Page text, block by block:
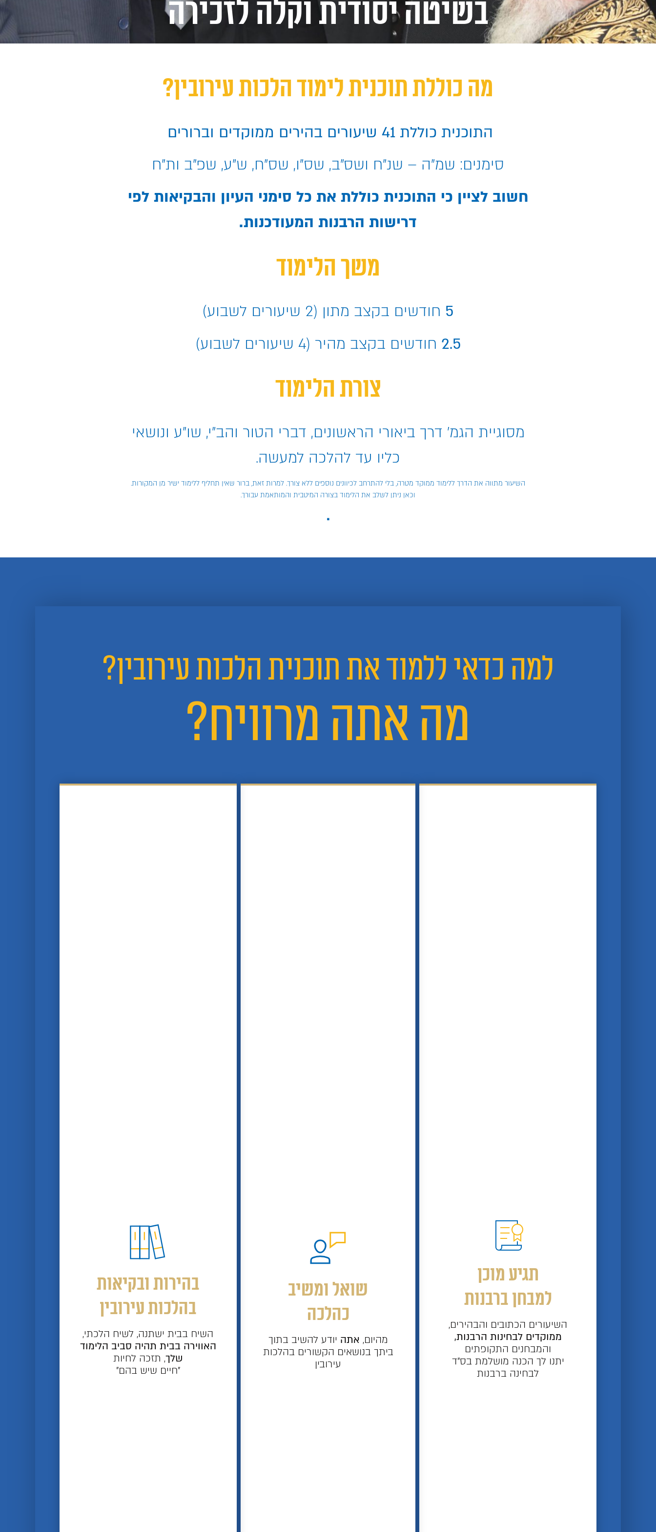
בשיטה יסודית וקלה לזכירה
מה כוללת תוכנית לימוד הלכות עירובין?
התוכנית כוללת 41 שיעורים בהירים ממוקדים וברורים
סימנים: שמ"ה – שנ"ח ושס"ב, שס"ו, שס"ח, ש"ע, שפ"ב ות"ח
חשוב לציין כי התוכנית כוללת את כל סימני העיון והבקיאות לפי
דרישות הרבנות המעודכנות.
משך הלימוד
5 חודשים בקצב מתון (2 שיעורים לשבוע)
2.5 חודשים בקצב מהיר (4 שיעורים לשבוע)
צורת הלימוד
מסוגיית הגמ' דרך ביאורי הראשונים, דברי הטור והב"י, שו"ע ונושאי
כליו עד להלכה למעשה.
השיעור מתווה את הדרך ללימוד ממוקד מטרה, בלי להתרחב לכיוונים נוספים ללא צורך. למרות זאת, ברור שאין תחליף ללימוד ישיר מן המקורות.
וכאן ניתן לשלב את הלימוד בצורה המיטבית והמותאמת עבורך.
.
למה כדאי ללמוד את תוכנית הלכות עירובין?
מה אתה מרוויח?
תגיע מוכן
למבחן ברבנות
השיעורים הכתובים והבהירים,
ממוקדים לבחינות הרבנות,
והמבחנים התקופתים
יתנו לך הכנה מושלמת בס"ד
לבחינה ברבנות
שואל ומשיב
כהלכה
מהיום, אתה יודע להשיב בתוך
ביתך בנושאים הקשורים בהלכות
עירובין
בהירות ובקיאות
בהלכות עירובין
השיח בבית ישתנה, לשיח הלכתי,
האווירה בבית תהיה סביב הלימוד
שלך, תזכה לחיות
"חיים שיש בהם"